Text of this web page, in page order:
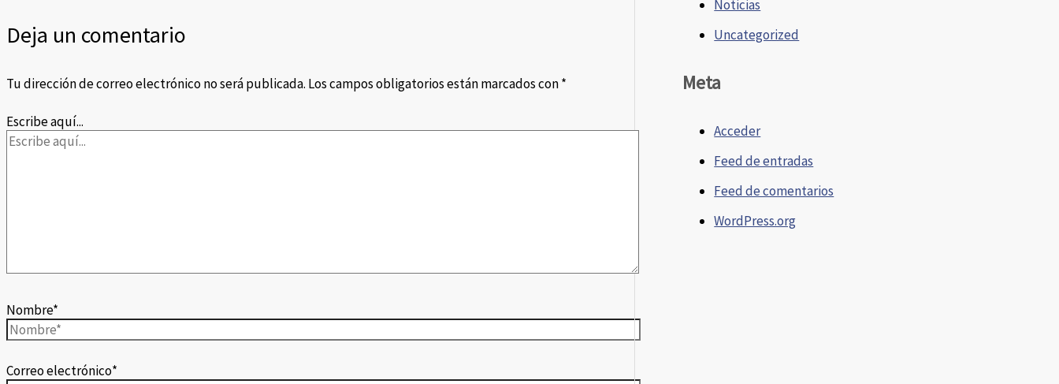
Deja un comentario
Tu dirección de correo electrónico no será publicada. Los campos obligatorios están marcados con*
Escribe aquí...
Nombre*
Correo electrónico*
Noticias
Uncategorized
Meta
Acceder
Feed de entradas
Feed de comentarios
WordPress.org